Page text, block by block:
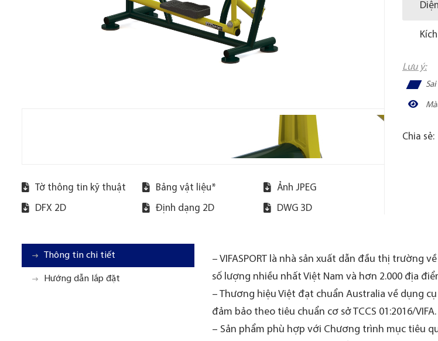
Tờ thông tin kỹ thuật Bảng vật liệu* Ảnh JPEG
DFX 2D Định dạng 2D DWG 3D
Lưu ý:
Chia sẻ:
Thông tin chi tiết
Hướng dẫn lắp đặt
– VIFASPORT là nhà sản xuất dẫn đầu thị
số lượng nhiều nhất Việt Nam và hơn 2.000 địa
– Thương hiệu Việt đạt chuẩn Australia về dụng cụ
đảm bảo theo tiêu chuẩn cơ sở TCCS 01:2016/VIFA.
– Sản phẩm phù hợp với Chương trình mục tiêu